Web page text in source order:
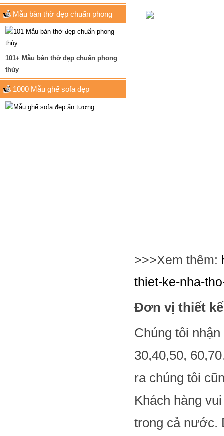
Mẫu bàn thờ đẹp chuẩn phong
thủy
101+ Mẫu bàn thờ đẹp chuẩn phong
thủy
1000 Mẫu ghế sofa đẹp
>>>Xem thêm:
thiet-ke-nha-
Đơn vị thiết
Chúng tôi
30,40,50,
ra chúng tôi
Khách hàng
trong cả nước.